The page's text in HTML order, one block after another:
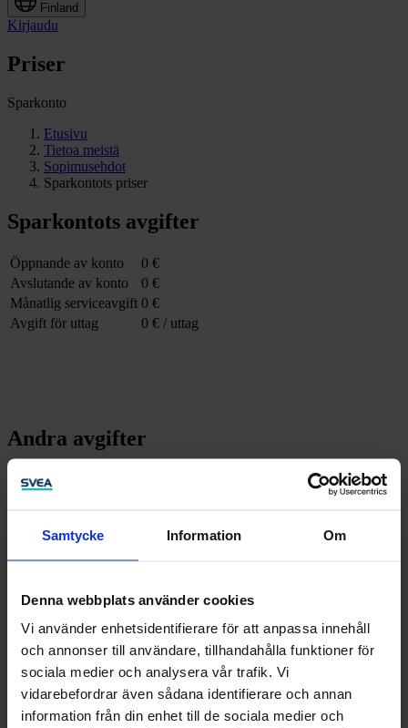
Samtycke Information Om
Denna webbplats använder cookies
Vi använder enhetsidentifierare för att anpassa innehåll
och annonser till användare, tillhandahålla funktioner för
sociala medier och analysera vår trafik. Vi
vidarebefordrar även sådana identifierare och annan
information från din enhet till de sociala medier och
Finland
Kirjaudu
Priser
Sparkonto
Etusivu
Tietoa meistä
Sopimusehdot
Sparkontots priser
Sparkontots avgifter
Öppnande av konto
0 €
Avslutande av konto
0 €
Månatlig serviceavgift 0 €
Avgift för uttag
0 € / uttag
Andra avgifter
Årligt kontoutdrag
0 €
Ändrande av motkonto
0 €
Ota yhteyttä
Kuluttajat
Facebook